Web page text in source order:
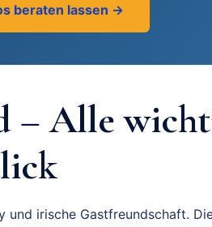
beraten lassen →
– Alle
und irische Gastfreundschaft.